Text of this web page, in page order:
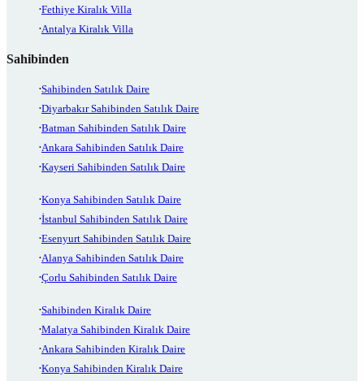
Fethiye Kiralık Villa
Antalya Kiralık Villa
Sahibinden
Sahibinden Satılık Daire
Diyarbakır Sahibinden Satılık Daire
Batman Sahibinden Satılık Daire
Ankara Sahibinden Satılık Daire
Kayseri Sahibinden Satılık Daire
Konya Sahibinden Satılık Daire
İstanbul Sahibinden Satılık Daire
Esenyurt Sahibinden Satılık Daire
Alanya Sahibinden Satılık Daire
Çorlu Sahibinden Satılık Daire
Sahibinden Kiralık Daire
Malatya Sahibinden Kiralık Daire
Ankara Sahibinden Kiralık Daire
Konya Sahibinden Kiralık Daire